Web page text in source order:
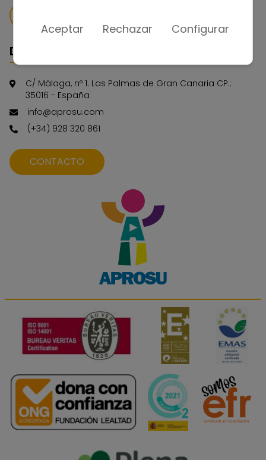
Datos de contacto
C/ Málaga, nº 1. Las Palmas de Gran Canaria CP.:
35016 - España
info@aprosu.com
(+34) 928 320 861
CONTACTO
Aceptar Rechazar Configurar